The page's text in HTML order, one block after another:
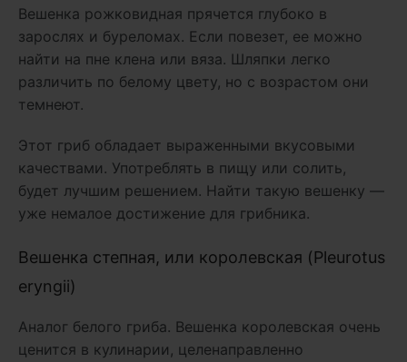
Вешенка рожковидная прячется глубоко в
зарослях и буреломах. Если повезет, ее можно
найти на пне клена или вяза. Шляпки легко
различить по белому цвету, но с возрастом они
темнеют.
Этот гриб обладает выраженными вкусовыми
качествами. Употреблять в пищу или солить,
будет лучшим решением. Найти такую вешенку —
уже немалое достижение для грибника.
Вешенка степная, или королевская (Pleurotus
eryngii)
Аналог белого гриба. Вешенка королевская очень
ценится в кулинарии, целенаправленно